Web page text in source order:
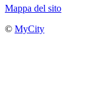
Mappa del sito
© MyCity